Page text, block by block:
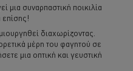
συναρπαστική ποικιλία
διαχωρίζοντας.
μέρη του φαγητού σε
μια οπτική και γευστική